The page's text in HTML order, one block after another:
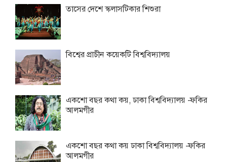
তাসের দেশে স্কলাসটিকার শিশুরা
বিশ্বের প্রাচীন কয়েকটি বিশ্ববিদ্যালয়
একশো বছর কথা কয়, ঢাকা বিশ্ববিদ্যালয় -ফকির
আলমগীর
একশো বছর কথা কয় ঢাকা বিশ্ববিদ্যালয় -ফকির
আলমগীর